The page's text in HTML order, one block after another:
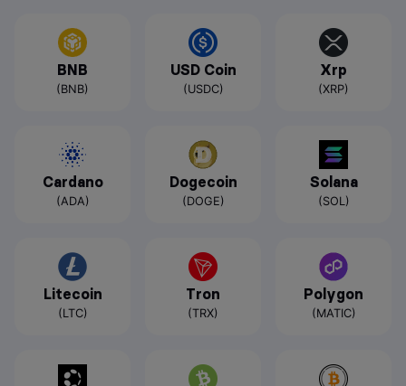
BNB
(BNB)
USD Coin
(USDC)
Xrp
(XRP)
Cardano
(ADA)
Dogecoin
(DOGE)
Solana
(SOL)
Litecoin
(LTC)
Tron
(TRX)
Polygon
(MATIC)